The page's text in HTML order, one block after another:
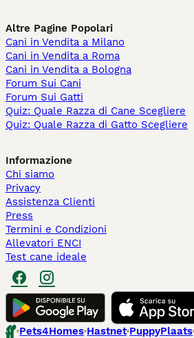
Altre Pagine Popolari
Cani in Vendita a Milano
Cani in Vendita a Roma
Cani in Vendita a Bologna
Forum Sui Cani
Forum Sui Gatti
Quiz: Quale Razza di Cane Scegliere
Quiz: Quale Razza di Gatto Scegliere
Informazione
Chi siamo
Privacy
Assistenza Clienti
Press
Termini e Condizioni
Allevatori ENCI
Test cane ideale
Pets4Homes Hastnet PuppyPlaats